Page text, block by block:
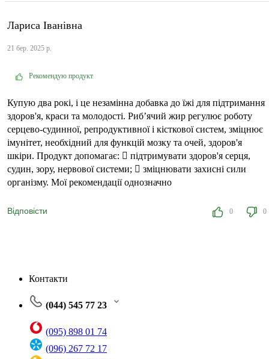
Лариса Іванівна
21 бер. 2025 р.
Рекомендую продукт
Купую два рокі, і це незамінна добавка до їжі для підтримання
здоров'я, краси та молодості. Риб’ячий жир регулює роботу
серцево-судинної, репродуктивної і кісткової систем, зміцнює
імунітет, необхідний для функцій мозку та очей, здоров'я
шкіри. Продукт допомагає:  підтримувати здоров'я серця,
судин, зору, нервової системи;  зміцнювати захисні сили
організму. Мої рекомендації однозначно
Відповісти 0 0
Контакти
(044) 545 77 23
(095) 898 01 74
(096) 267 72 17